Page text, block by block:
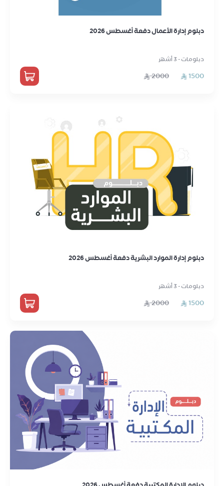
دبلوم إدارة الأعمال دفعة أغسطس 2026
دبلومات - 3 أشهر
1500
2000
دبلوم إدارة الموارد البشرية دفعة أغسطس 2026
دبلومات - 3 أشهر
1500
2000